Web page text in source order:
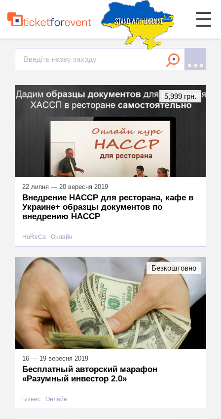
22 липня — 20 вересня 2019
Внедрение HACCP для ресторана, кафе в
Украине+ образцы документов по
внедрению HACCP
HoReCa Онлайн
5,999 грн.
16 — 19 вересня 2019
Бесплатный авторский марафон
«Разумный инвестор 2.0»
Бізнес Онлайн
Безкоштовно